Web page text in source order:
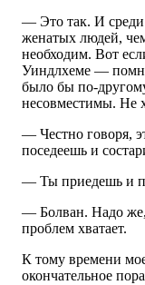
— Это так. И среди
женатых людей,
необходим. Вот
Уиндлхеме —
было бы по-
несовместимы. Не
— Честно говоря,
поседеешь и
— Ты приедешь и
— Болван. Надо же,
проблем хватает.
К тому времени
окончательное